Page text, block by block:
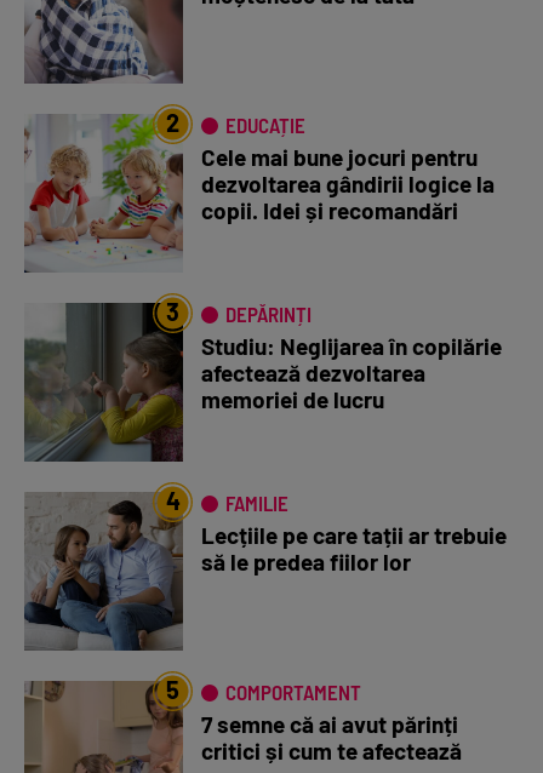
2 EDUCAȚIE
Cele mai bune jocuri pentru
dezvoltarea gândirii logice la
copii. Idei și recomandări
3 DEPĂRINȚI
Studiu: Neglijarea în copilărie
afectează dezvoltarea
memoriei de lucru
4 FAMILIE
Lecțiile pe care tații ar trebuie
să le predea fiilor lor
5 COMPORTAMENT
7 semne că ai avut părinți
critici și cum te afectează